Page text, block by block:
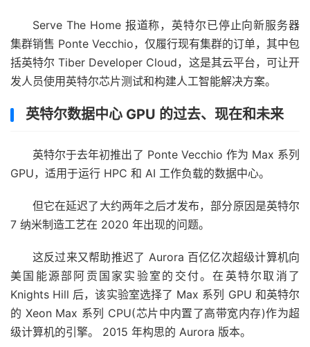
Serve The Home 报道称，英特尔已停止向新服务器
集群销售 Ponte Vecchio，仅履行现有集群的订单，其中包
括英特尔 Tiber Developer Cloud，这是其云平台，可让开
发人员使用英特尔芯片测试和构建人工智能解决方案。
英特尔数据中心 GPU 的过去、现在和未来
英特尔于去年初推出了 Ponte Vecchio 作为 Max 系列
GPU，适用于运行 HPC 和 AI 工作负载的数据中心。
但它在延迟了大约两年之后才发布，部分原因是英特尔
7 纳米制造工艺在 2020 年出现的问题。
这反过来又帮助推迟了 Aurora 百亿亿次超级计算机向
美国能源部阿贡国家实验室的交付。在英特尔取消了
Knights Hill 后，该实验室选择了 Max 系列 GPU 和英特尔
的 Xeon Max 系列 CPU(芯片中内置了高带宽内存)作为超
级计算机的引擎。 2015 年构思的 Aurora 版本。